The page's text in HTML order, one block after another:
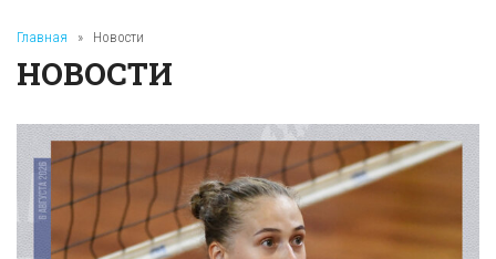
Главная » Новости
НОВОСТИ